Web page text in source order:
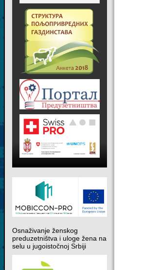
Osnaživanje ženskog
preduzetništva i uloge žena na
selu u jugoistočnoj Srbiji